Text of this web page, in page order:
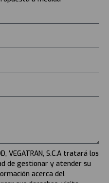
VEGATRAN, S.C.A tratará los
de gestionar y atender su
acerca del